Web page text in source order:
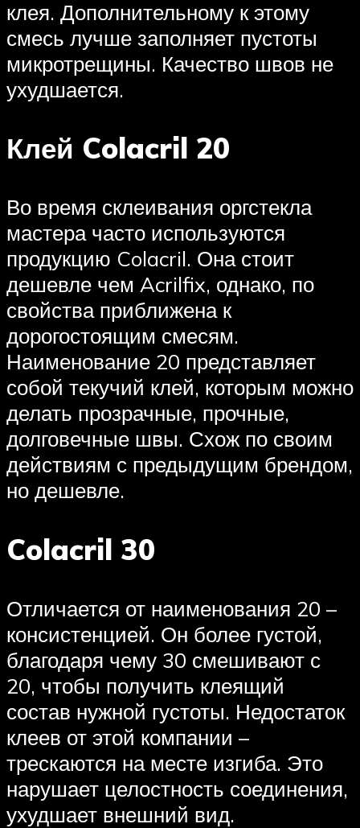
клея. Дополнительному к этому
смесь лучше заполняет пустоты
микротрещины. Качество швов не
ухудшается.
Клей Colacril 20
Во время склеивания оргстекла
мастера часто используются
продукцию Colacril. Она стоит
дешевле чем Acrilfix, однако, по
свойства приближена к
дорогостоящим смесям.
Наименование 20 представляет
собой текучий клей, которым можно
делать прозрачные, прочные,
долговечные швы. Схож по своим
действиям с предыдущим брендом,
но дешевле.
Colacril 30
Отличается от наименования 20 –
консистенцией. Он более густой,
благодаря чему 30 смешивают с
20, чтобы получить клеящий
состав нужной густоты. Недостаток
клеев от этой компании –
трескаются на месте изгиба. Это
нарушает целостность соединения,
ухудшает внешний вид.